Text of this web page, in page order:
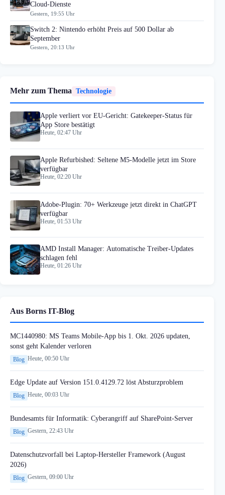
Cloud-Dienste
Gestern, 19:55 Uhr
Switch 2: Nintendo erhöht Preis auf 500 Dollar ab
September
Gestern, 20:13 Uhr
Mehr zum Thema Technologie
Apple verliert vor EU-Gericht: Gatekeeper-Status für
App Store bestätigt
Heute, 02:47 Uhr
Apple Refurbished: Seltene M5-Modelle jetzt im Store
verfügbar
Heute, 02:20 Uhr
Adobe-Plugin: 70+ Werkzeuge jetzt direkt in ChatGPT
verfügbar
Heute, 01:53 Uhr
AMD Install Manager: Automatische Treiber-Updates
schlagen fehl
Heute, 01:26 Uhr
Aus Borns IT-Blog
MC1440980: MS Teams Mobile-App bis 1. Okt. 2026 updaten,
sonst geht Kalender verloren
Blog Heute, 00:50 Uhr
Edge Update auf Version 151.0.4129.72 löst Absturzproblem
Blog Heute, 00:03 Uhr
Bundesamts für Informatik: Cyberangriff auf SharePoint-Server
Blog Gestern, 22:43 Uhr
Datenschutzvorfall bei Laptop-Hersteller Framework (August
2026)
Blog Gestern, 09:00 Uhr